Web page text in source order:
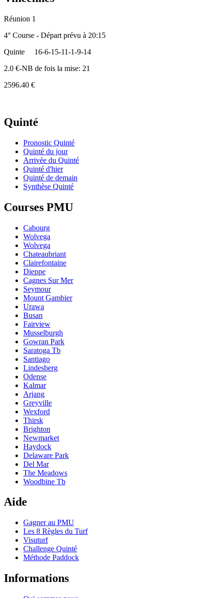
Réunion 1
4° Course - Départ prévu à 20:15
Quinte
16-6-15-11-1-9-14
2.0 €-NB de fois la mise: 21
2596.40 €
Quinté
Pronostic Quinté
Quinté du jour
Arrivée du Quinté
Quinté d'hier
Quinté de demain
Synthèse Quinté
Courses PMU
Cabourg
Wolvega
Wolvega
Chateaubriant
Clairefontaine
Dieppe
Cagnes Sur Mer
Seymour
Mount Gambier
Urawa
Busan
Fairview
Musselburgh
Gowran Park
Saratoga Tb
Santiago
Lindesberg
Odense
Kalmar
Arjang
Greyville
Wexford
Thirsk
Brighton
Newmarket
Haydock
Delaware Park
Del Mar
The Meadows
Woodbine Tb
Aide
Gagner au PMU
Les 8 Règles du Turf
Visuturf
Challenge Quinté
Méthode Paddock
Informations